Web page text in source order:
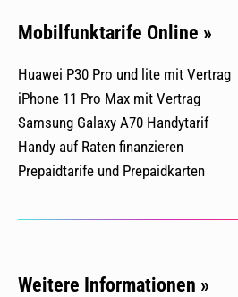
Mobilfunktarife Online »
Huawei P30 Pro und lite mit Vertrag
iPhone 11 Pro Max mit Vertrag
Samsung Galaxy A70 Handytarif
Handy auf Raten finanzieren
Prepaidtarife und Prepaidkarten
Weitere Informationen »